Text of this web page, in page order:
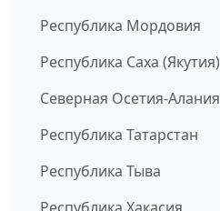
Республика Мордовия
Республика Саха (Якутия)
Северная Осетия-Алания
Республика Татарстан
Республика Тыва